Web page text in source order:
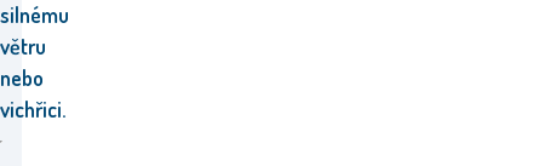
silnému
větru
nebo
vichřici.